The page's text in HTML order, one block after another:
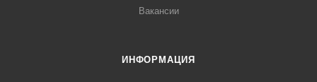
Вакансии
ИНФОРМАЦИЯ